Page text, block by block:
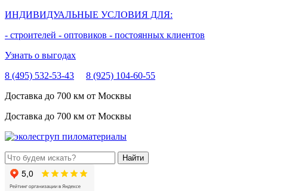
ИНДИВИДУАЛЬНЫЕ УСЛОВИЯ ДЛЯ:
- строителей - оптовиков - постоянных клиентов
Узнать о выгодах
8 (495) 532-53-43
8 (925) 104-60-55
Доставка до 700 км от Москвы
Доставка до 700 км от Москвы